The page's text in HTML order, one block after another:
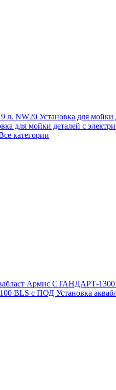
л. NW20 Установка для
для мойки деталей с
категории
Армис СТАНДАРТ-1300
BLS с ПОД Установка